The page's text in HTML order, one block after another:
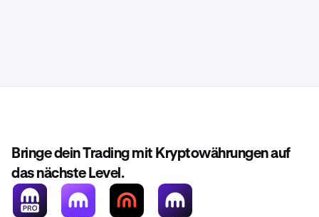
Bringe dein Trading mit Kryptowährungen auf
das nächste Level.